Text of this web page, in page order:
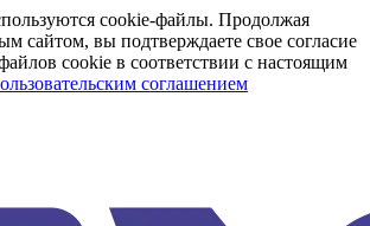
cookie-файлы. Продолжая
сайтом, вы подтверждаете свое согласие
cookie в соответствии с настоящим
соглашением